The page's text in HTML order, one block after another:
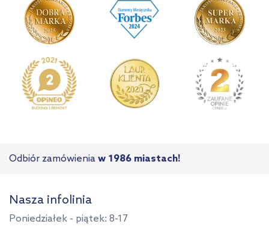
Odbiór zamówienia w 1986 miastach!
Nasza infolinia
Poniedziałek - piątek: 8-17